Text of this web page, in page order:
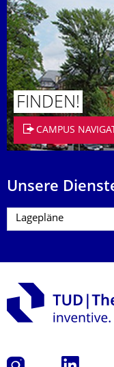
FINDEN!
CAMPUS
Unsere
Instagram LinkedIn